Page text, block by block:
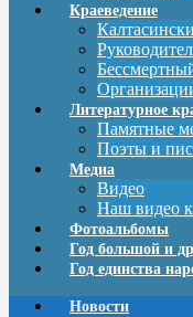
Краеведение
Литературное
Памятные
Поэты и
Медиа
Видео
Наш видео
Фотоальбомы
Год большой и
Год единства
Новости